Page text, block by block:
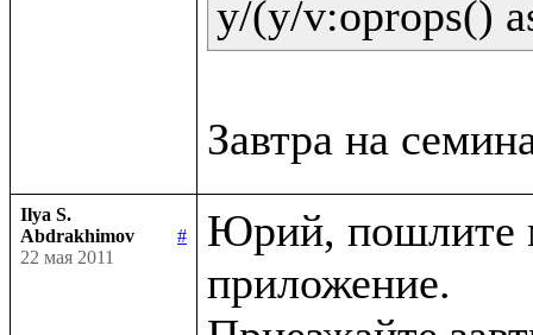
y/(y/v:oprops()
Ilya S.
Abdrakhimov
#
22 мая 2011
Юрий, пошлите
приложение.